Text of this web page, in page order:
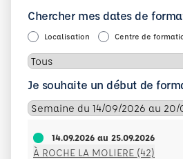
Chercher mes dates de
Localisation Centre de
Je souhaite un début de
14.09.2026 au 25.09.2026
À ROCHE LA MOLIERE (42)